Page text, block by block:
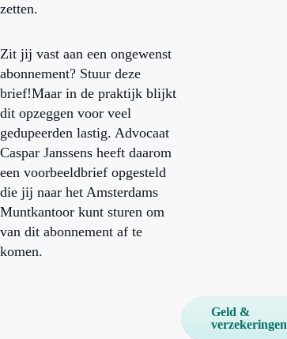
zetten.
Zit jij vast aan een ongewenst
abonnement? Stuur deze
brief!Maar in de praktijk blijkt
dit opzeggen voor veel
gedupeerden lastig. Advocaat
Caspar Janssens heeft daarom
een voorbeeldbrief opgesteld
die jij naar het Amsterdams
Muntkantoor kunt sturen om
van dit abonnement af te
komen.
Geld &
verzekeringen